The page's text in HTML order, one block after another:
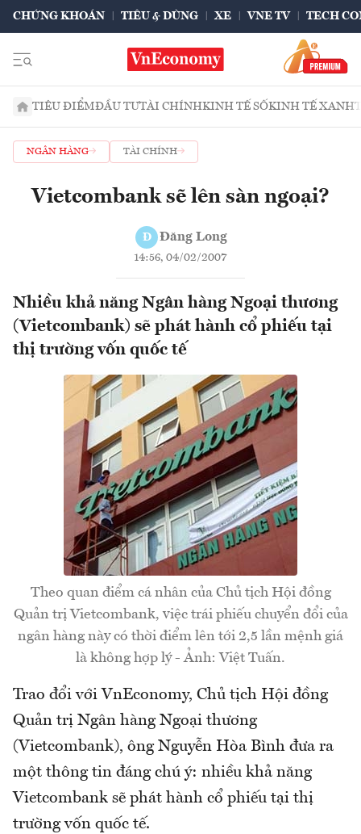
CHỨNG KHOÁN TIÊU & DÙNG XE VNE TV TECH
TIÊU ĐIỂMĐẦU TƯTÀI CHÍNHKINH TẾ SỐKINH TẾ XANH
NGÂN HÀNG TÀI CHÍNH
Vietcombank sẽ lên sàn ngoại?
Đ Đăng Long
14:56, 04/02/2007
Nhiều khả năng Ngân hàng Ngoại thương
(Vietcombank) sẽ phát hành cổ phiếu tại
thị trường vốn quốc tế
Theo quan điểm cá nhân của Chủ tịch Hội đồng
Quản trị Vietcombank, việc trái phiếu chuyển đổi của
ngân hàng này có thời điểm lên tới 2,5 lần mệnh giá
là không hợp lý - Ảnh: Việt Tuấn.
Trao đổi với VnEconomy, Chủ tịch Hội đồng
Quản trị Ngân hàng Ngoại thương
(Vietcombank), ông Nguyễn Hòa Bình đưa ra
một thông tin đáng chú ý: nhiều khả năng
Vietcombank sẽ phát hành cổ phiếu tại thị
trường vốn quốc tế.